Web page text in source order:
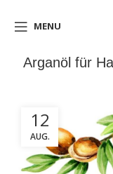
MENU
Arganöl für
12
AUG.